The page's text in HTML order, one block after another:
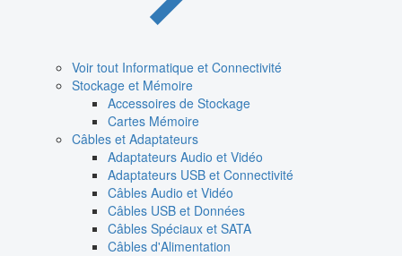
Voir tout Informatique et Connectivité
Stockage et Mémoire
Accessoires de Stockage
Cartes Mémoire
Câbles et Adaptateurs
Adaptateurs Audio et Vidéo
Adaptateurs USB et Connectivité
Câbles Audio et Vidéo
Câbles USB et Données
Câbles Spéciaux et SATA
Câbles d'Alimentation